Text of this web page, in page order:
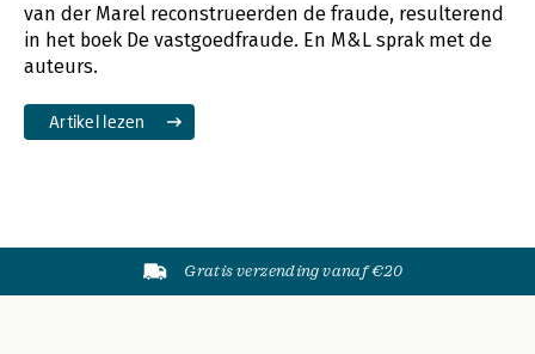
van der Marel reconstrueerden de fraude, resulterend
in het boek De vastgoedfraude. En M&L sprak met de
auteurs.
Artikel lezen
Gratis verzending vanaf €20